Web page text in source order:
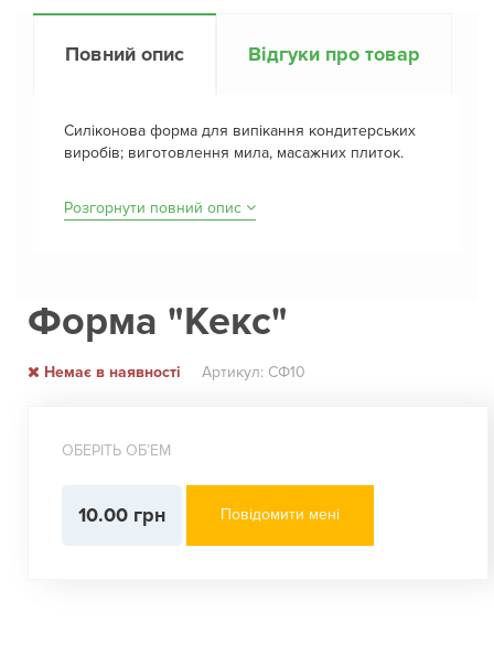
Повний опис Відгуки про товар
Силіконова форма для випікання кондитерських
виробів; виготовлення мила, масажних плиток.
Розгорнути повний опис
Форма "Кекс"
Немає в наявності Артикул: СФ10
ОБЕРІТЬ ОБʼЕМ
10.00 грн Повідомити мені